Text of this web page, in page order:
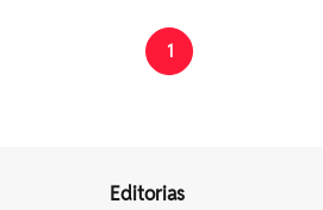
1
Editorias